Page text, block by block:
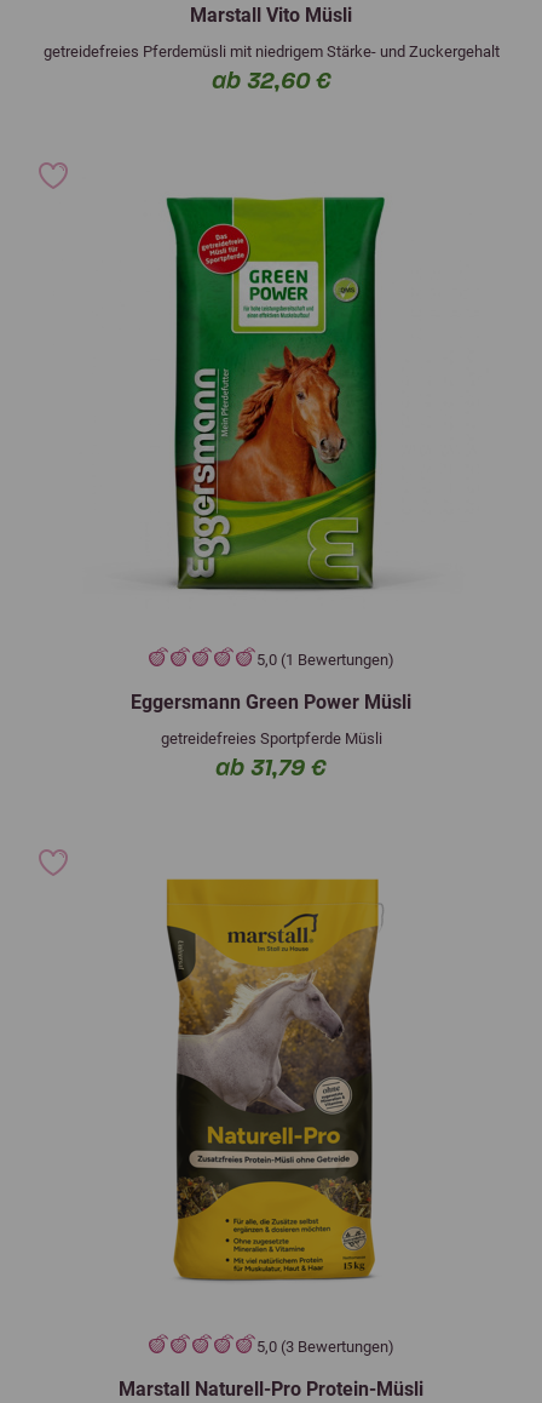
Marstall Vito Müsli
getreidefreies Pferdemüsli mit niedrigem Stärke- und Zuckergehalt
ab 32,60 €
5,0 (1 Bewertungen)
Eggersmann Green Power Müsli
getreidefreies Sportpferde Müsli
ab 31,79 €
5,0 (3 Bewertungen)
Marstall Naturell-Pro Protein-Müsli